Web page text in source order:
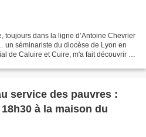
toujours dans la ligne d’Antoine Chevrier
un séminariste du diocèse de Lyon en
de Caluire et Cuire, m'a fait découvrir la
service des pauvres :
à la maison du